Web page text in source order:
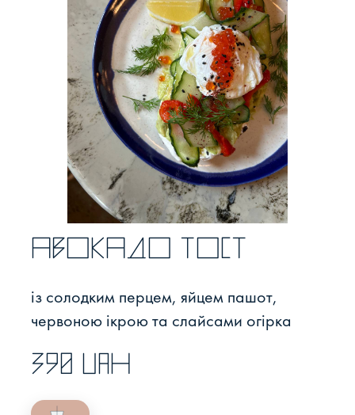
Авокадо тост
із солодким перцем, яйцем пашот,
червоною ікрою та слайсами огірка
390 UAH